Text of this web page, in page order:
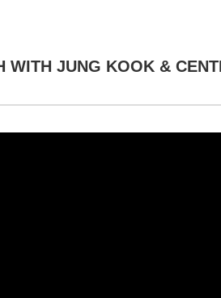
WITH JUNG KOOK &